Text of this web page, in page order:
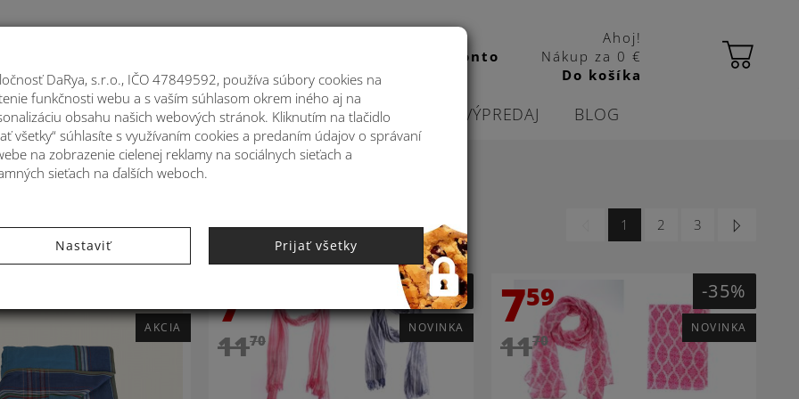
Moje kbas konto
Ahoj!
Nákup za 0 €
Do košíka
MÓDNE DOPLNKY BYTOVÉ DEKORÁCIE VÝPREDAJ BLOG
1 2 3
AKCIA 7
1170
-35%
NOVINKA 759
1170
-35%
NOVINKA
DaRya, s.r.o., IČO 47849592, používa súbory cookies na
funkčnosti webu a s vaším súhlasom okrem iného aj na
obsahu našich webových stránok. Kliknutím na tlačidlo
všetky“ súhlasíte s využívaním cookies a predaním údajov o správaní
na zobrazenie cielenej reklamy na sociálnych sieťach a
sieťach na ďalších weboch.
Nastaviť Prijať všetky